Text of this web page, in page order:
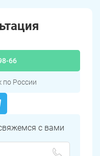
66
по России
с вами